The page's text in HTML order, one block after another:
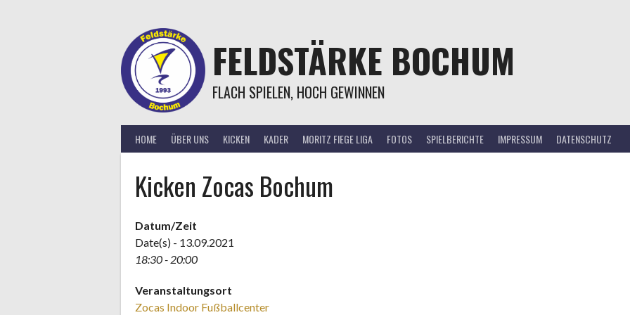
FELDSTÄRKE BOCHUM
FLACH SPIELEN, HOCH GEWINNEN
HOME ÜBER UNS KICKEN KADER MORITZ FIEGE LIGA FOTOS SPIELBERICHTE IMPRESSUM DATENSCHUTZ
Kicken Zocas Bochum
Datum/Zeit
Date(s) - 13.09.2021
18:30 - 20:00
Veranstaltungsort
Zocas Indoor Fußballcenter